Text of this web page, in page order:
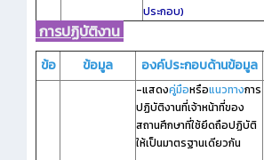
ประกอบ)
การปฏิบัติงาน
ข้อ ข้อมูล องค์ประกอบด้านข้อมูล
-แสดงคู่มือหรือแนวทางการ
ปฏิบัติงานที่เจ้าหน้าที่ของ
สถานศึกษาที่ใช้ยึดถือปฏิบัติ
ให้เป็นมาตรฐานเดียวกัน